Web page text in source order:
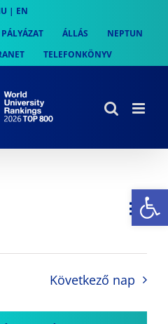
| EN
PÁLYÁZAT ÁLLÁS
NEPTUN
TELEFONKÖNYV
Nap
Következő nap